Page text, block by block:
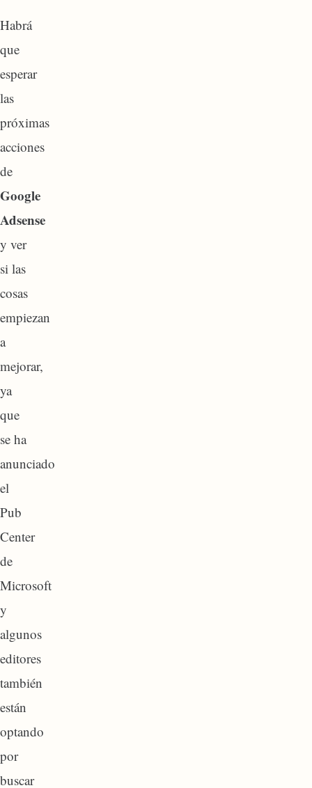
Habrá
que
esperar
las
próximas
acciones
de
Google
Adsense
y ver
si las
cosas
empiezan
a
mejorar,
ya
que
se ha
anunciado
el
Pub
Center
de
Microsoft
y
algunos
editores
también
están
optando
por
buscar